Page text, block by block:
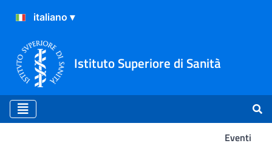
Istituto Superiore di Sanità
Eventi